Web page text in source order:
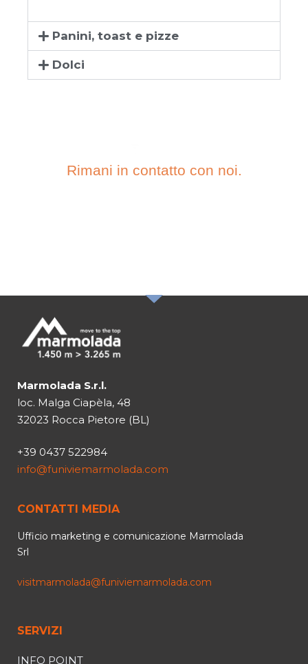
Panini, toast e pizze
Dolci
Rimani in contatto con noi.
Marmolada S.r.l.
loc. Malga Ciapèla, 48
32023 Rocca Pietore (BL)
+39 0437 522984
info@funiviemarmolada.com
CONTATTI MEDIA
Ufficio marketing e comunicazione Marmolada
Srl
visitmarmolada@funiviemarmolada.com
SERVIZI
INFO POINT